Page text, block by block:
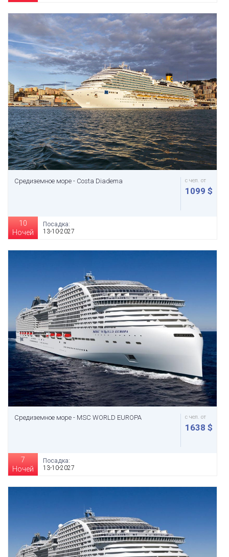
Средиземное море - Costa Diadema с чел. от
1099 $
10
Ночей
Посадка:
13-10-2027
Средиземное море - MSC WORLD EUROPA с чел. от
1638 $
7
Ночей
Посадка:
13-10-2027